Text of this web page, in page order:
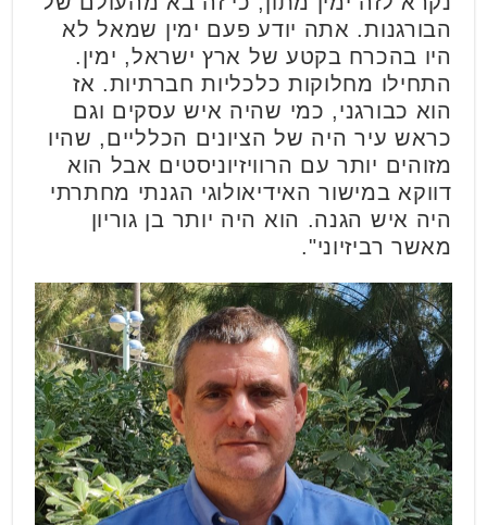
הבורגנות. אתה יודע פעם ימין שמאל לא
היו בהכרח בקטע של ארץ ישראל, ימין.
התחילו מחלוקות כלכליות חברתיות. אז
הוא כבורגני, כמי שהיה איש עסקים וגם
כראש עיר היה של הציונים הכלליים, שהיו
מזוהים יותר עם הרוויזיוניסטים אבל הוא
דווקא במישור האידיאולוגי הגנתי מחתרתי
היה איש הגנה. הוא היה יותר בן גוריון
מאשר רביזיוני".